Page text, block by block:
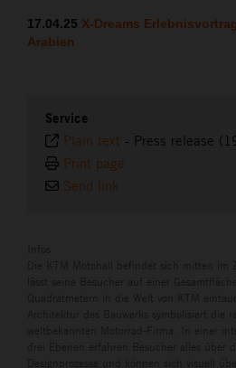
17.04.25 X-Dreams
Arabien
Service
Plain text - Press release
Print page
Send link